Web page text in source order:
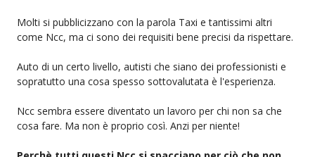
Molti si pubblicizzano con la parola Taxi e tantissimi altri
come Ncc, ma ci sono dei requisiti bene precisi da rispettare.
Auto di un certo livello, autisti che siano dei professionisti e
sopratutto una cosa spesso sottovalutata è l'esperienza.
Ncc sembra essere diventato un lavoro per chi non sa che
cosa fare. Ma non è proprio così. Anzi per niente!